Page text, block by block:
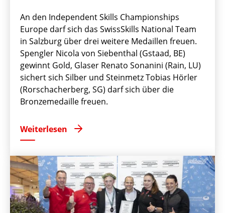
An den Independent Skills Championships
Europe darf sich das SwissSkills National Team
in Salzburg über drei weitere Medaillen freuen.
Spengler Nicola von Siebenthal (Gstaad, BE)
gewinnt Gold, Glaser Renato Sonanini (Rain, LU)
sichert sich Silber und Steinmetz Tobias Hörler
(Rorschacherberg, SG) darf sich über die
Bronzemedaille freuen.
Weiterlesen